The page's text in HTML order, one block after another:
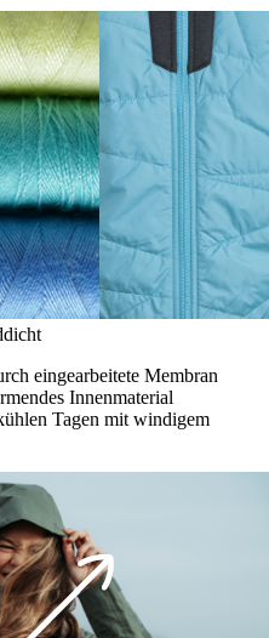
eingearbeitete Membran
Innenmaterial
Tagen mit windigem